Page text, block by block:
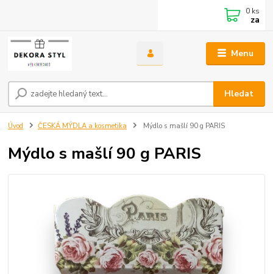
Menu
Hledat
0 ks
za
Úvod ČESKÁ MÝDLA a kosmetika Mýdlo s mašlí 90 g PARIS
Mýdlo s mašlí 90 g PARIS